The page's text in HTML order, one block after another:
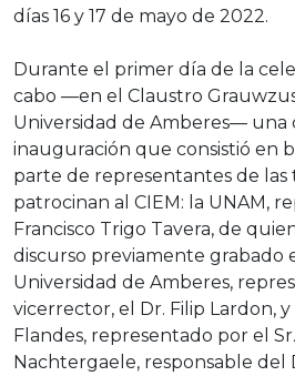
días 16 y 17 de mayo de 2022.
Durante el primer día de la
cabo —en el Claustro
Universidad de Amberes— una
inauguración que consistió en
parte de representantes de las
patrocinan al CIEM: la UNAM,
Francisco Trigo Tavera, de
discurso previamente grabado
Universidad de Amberes,
vicerrector, el Dr. Filip Lardon,
Flandes, representado por el
Nachtergaele, responsable